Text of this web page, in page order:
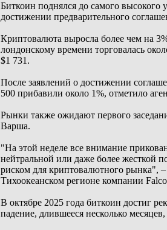
Биткоин поднялся до самого
достижении предварительного
Криптовалюта выросла более чем на
лондонскому времени торговалась
$1 731.
После заявлений о достижении
500 прибавили около 1%, отметило
Рынки также ожидают первого
Варша.
"На этой неделе все внимание
нейтральной или даже более жесткой
риском для криптовалютного рынка", –
Тихоокеанском регионе компании
В октябре 2025 года биткоин достиг
падение, длившееся несколько